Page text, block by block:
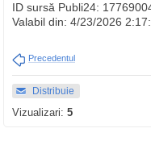
ID sursă Publi24:
Valabil din: 4/23/2026
Precedentul
Distribuie
Vizualizari: 5